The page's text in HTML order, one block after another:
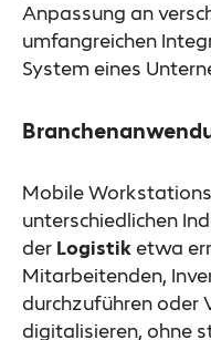
Anpassung an
umfangreichen
System eines
Mobile
unterschiedlichen
der Logistik etwa
Mitarbeitenden,
durchzuführen oder
digitalisieren, ohne